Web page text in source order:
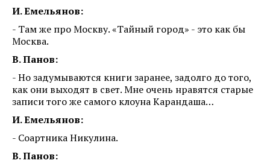
И. Емельянов:
- Там же про Москву. «Тайный город» - это как бы
Москва.
В. Панов:
- Но задумываются книги заранее, задолго до того,
как они выходят в свет. Мне очень нравятся старые
записи того же самого клоуна Карандаша…
И. Емельянов:
- Соартника Никулина.
В. Панов: